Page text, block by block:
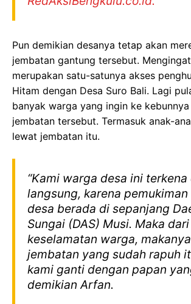
Pun demikian desanya tetap akan
jembatan gantung tersebut.
merupakan satu-satunya akses
Hitam dengan Desa Suro Bali. Lagi
banyak warga yang ingin ke
jembatan tersebut. Termasuk anak-
lewat jembatan itu.
“Kami warga desa ini
langsung, karena
desa berada di sepanjang
Sungai (DAS) Musi. Maka
keselamatan warga,
jembatan yang sudah rapuh
kami ganti dengan papan
demikian Arfan.